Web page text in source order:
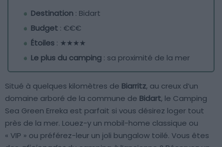
Destination : Bidart
Budget : €€€
Étoiles : ★★★★
Le plus du camping : sa proximité de la mer
Situé à quelques kilomètres de Biarritz, au creux d’un
domaine arboré de la commune de Bidart, le Camping
Sea Green Erreka est parfait si vous désirez loger tout
près de la mer. Louez-y un mobil-home classique ou
« VIP » ou préférez-leur un joli bungalow toilé. Vous êtes